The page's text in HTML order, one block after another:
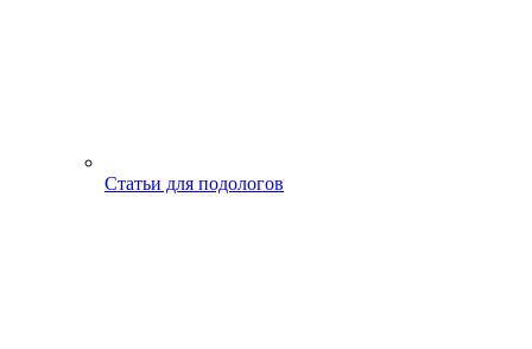
Статьи для подологов